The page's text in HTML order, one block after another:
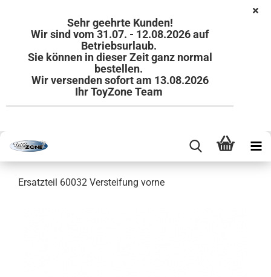
Sehr geehrte Kunden!
Wir sind vom 31.07. - 12.08.2026 auf
Betriebsurlaub.
Sie können in dieser Zeit ganz normal
bestellen.
Wir versenden sofort am 13.08.2026
Ihr ToyZone Team
Ersatzteil 60032 Versteifung vorne